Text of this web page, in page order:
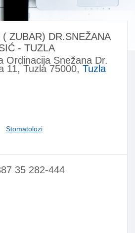
ZUBAR) DR.SNEŽANA
- TUZLA
Ordinacija Snežana Dr.
11, Tuzla 75000, Tuzla
Stomatolozi
35 282-444